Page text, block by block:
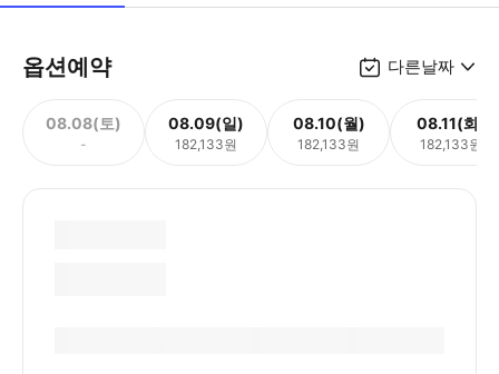
옵션예약 다른날짜
08.08(토)
-
08.09(일)
182,133원
08.10(월)
182,133원
08.11(화)
182,133원